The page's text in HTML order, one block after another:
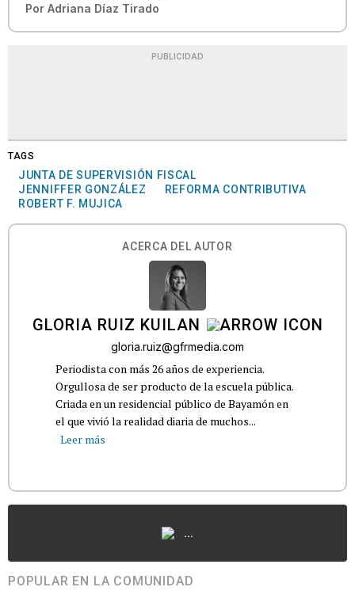
Por Adriana Díaz Tirado
PUBLICIDAD
TAGS
JUNTA DE SUPERVISIÓN FISCAL
JENNIFFER GONZÁLEZ
REFORMA CONTRIBUTIVA
ROBERT F. MUJICA
ACERCA DEL AUTOR
GLORIA RUIZ KUILAN
gloria.ruiz@gfrmedia.com
Periodista con más 26 años de experiencia.
Orgullosa de ser producto de la escuela pública.
Criada en un residencial público de Bayamón en
el que vivió la realidad diaria de muchos...
Leer más
...
POPULAR EN LA COMUNIDAD